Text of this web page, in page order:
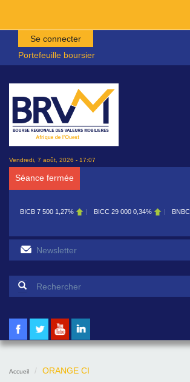
Aller au contenu principal
Se connecter
Portefeuille boursier
Vendredi, 7 août, 2026 - 17:07
Séance fermée
BICB 7 500 1,27% BICC 29 000 0,34% BNBC
Formulaire de
Accueil ORANGE CI